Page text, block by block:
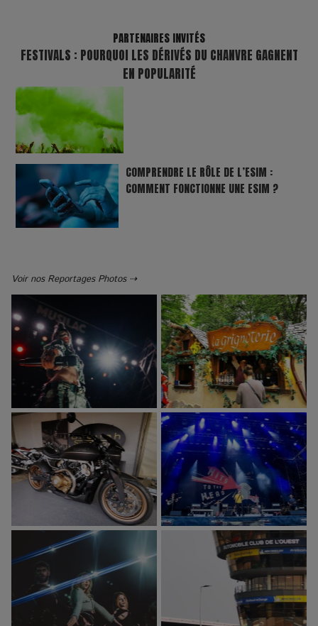
PARTENAIRES INVITÉS
FESTIVALS : POURQUOI LES DÉRIVÉS DU CHANVRE GAGNENT
EN POPULARITÉ
COMPRENDRE LE RÔLE DE L’ESIM :
COMMENT FONCTIONNE UNE ESIM ?
Voir nos Reportages Photos ⇢